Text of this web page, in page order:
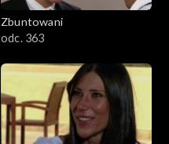
Zbuntowani
odc. 363